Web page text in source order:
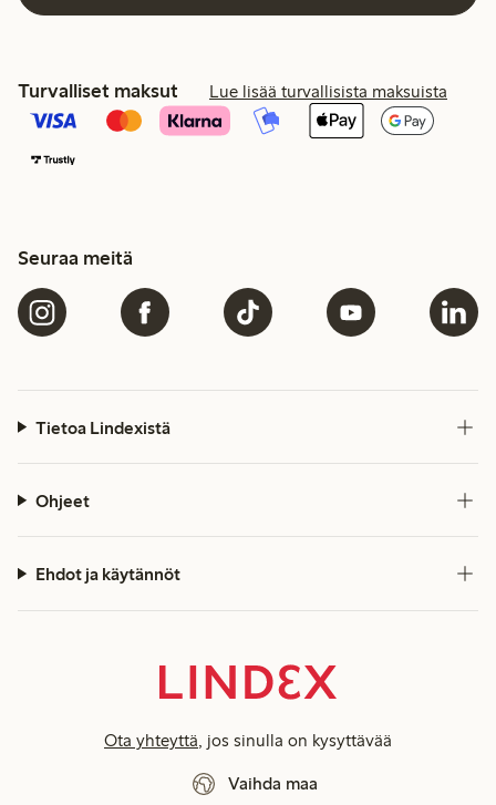
Turvalliset maksut Lue lisää turvallisista maksuista
Seuraa meitä
Tietoa Lindexistä
Ohjeet
Ehdot ja käytännöt
Ota yhteyttä , jos sinulla on kysyttävää
Vaihda maa